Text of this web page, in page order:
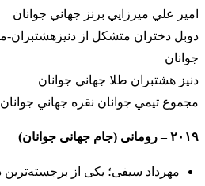
امير علي ميرزايي برنز جهاني جوانان
دوبل دختران متشكل از
جوانان
دنيز هشتبران طلا جهاني جوانان
مجموع تيمي جوانان نقره جهاني جوانان
۲۰۱۹ – رومانی (جام جهانی جوانان)
مهرداد سیفی؛ یکی از برجسته‌ترین